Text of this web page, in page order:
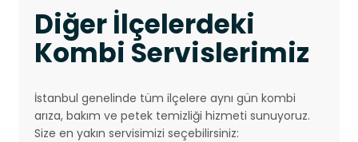
Diğer İlçelerdeki
Kombi Servislerimiz
İstanbul genelinde tüm ilçelere aynı gün kombi
arıza, bakım ve petek temizliği hizmeti sunuyoruz.
Size en yakın servisimizi seçebilirsiniz: